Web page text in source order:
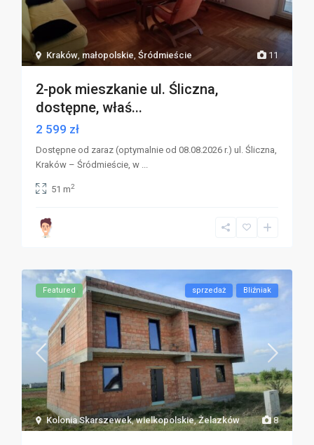
11
Kraków, małopolskie,Śródmieście
2-pok mieszkanie ul. Śliczna,
dostępne, właś...
2 599 zł
Dostępne od zaraz (optymalnie od 08.08.2026 r.) ul. Śliczna,
Kraków – Śródmieście, w ...
51 m2
8
Kolonia Skarszewek,wielkopolskie,Żelazków
Featured sprzedaż Bliźniak